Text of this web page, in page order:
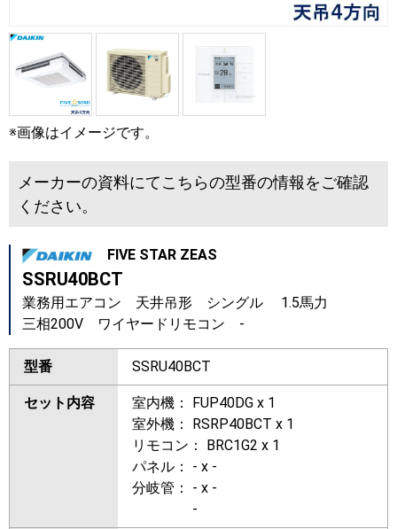
※画像はイメージです。
メーカーの資料にてこちらの型番の情報をご確認
ください。
FIVE STAR ZEAS
SSRU40BCT
業務用エアコン 天井吊形 シングル 1.5馬力
三相200V ワイヤードリモコン -
型番 SSRU40BCT
セット内容
室内機： FUP40DG x 1
室外機： RSRP40BCT x 1
リモコン： BRC1G2 x 1
パネル： - x -
分岐管： - x -
-